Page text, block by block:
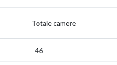
Totale camere
46